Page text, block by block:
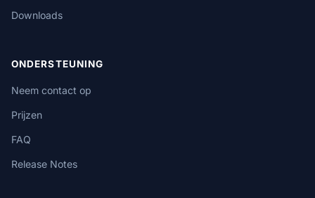
Downloads
ONDERSTEUNING
Neem contact op
Prijzen
FAQ
Release Notes